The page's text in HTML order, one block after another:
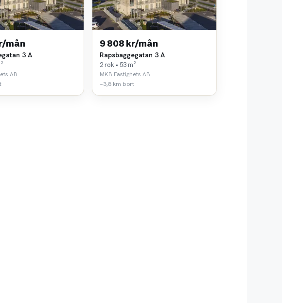
mån
3 A
AB
9 808 kr/mån
Rapsbaggegatan 3 A
2 rok • 53 m²
MKB Fastighets AB
~3,8 km bort